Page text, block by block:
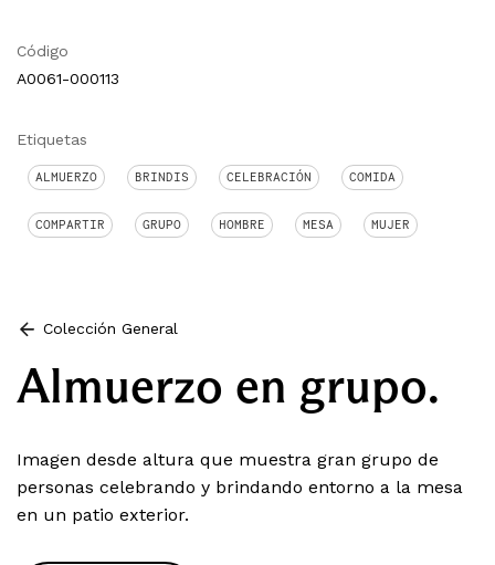
Código
A0061-000113
Etiquetas
ALMUERZO BRINDIS CELEBRACIÓN COMIDA
COMPARTIR GRUPO HOMBRE MESA MUJER
Colección General
Almuerzo en grupo.
Imagen desde altura que muestra gran grupo de
personas celebrando y brindando entorno a la mesa
en un patio exterior.